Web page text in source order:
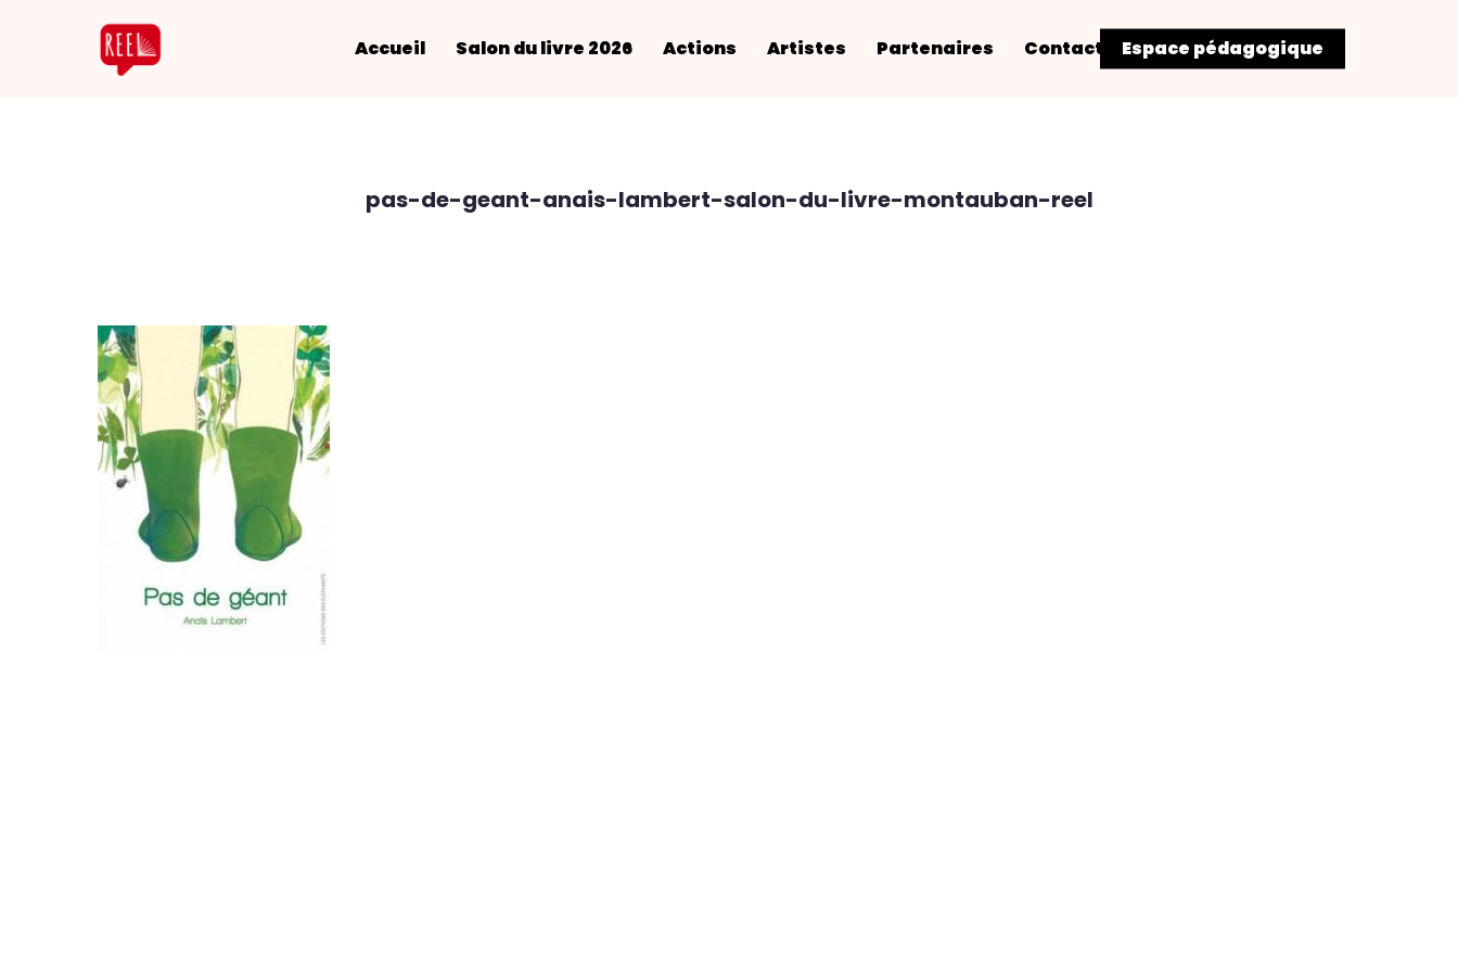
Accueil Salon du livre 2026 Actions Artistes Partenaires Contact Espace pédagogique
pas-de-geant-anais-lambert-salon-du-livre-montauban-reel